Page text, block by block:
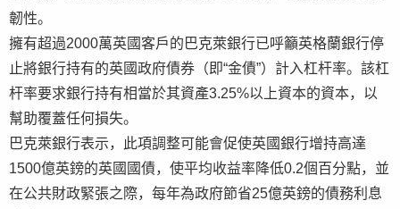
韌性。
擁有超過2000萬英國客戶的巴克萊銀行已呼籲英格蘭銀行停
止將銀行持有的英國政府債券（即“金債”）計入杠杆率。該杠
杆率要求銀行持有相當於其資產3.25%以上資本的資本，以
幫助覆蓋任何損失。
巴克萊銀行表示，此項調整可能會促使英國銀行增持高達
1500億英鎊的英國國債，使平均收益率降低0.2個百分點，並
在公共財政緊張之際，每年為政府節省25億英鎊的債務利息